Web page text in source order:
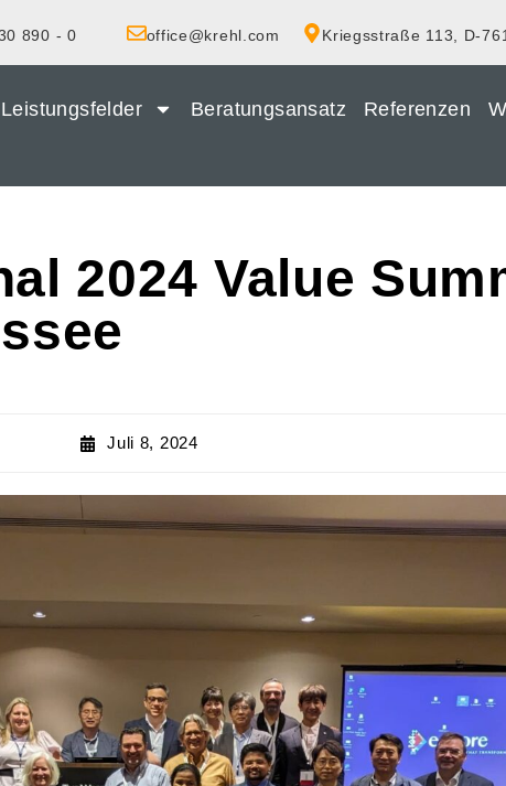
890 - 0 office@krehl.com Kriegsstraße 113, D-
Leistungsfelder Beratungsansatz Referenzen
2024 Value
Juli 8, 2024